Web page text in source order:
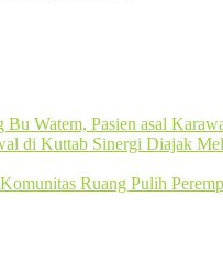
Watem, Pasien asal
di Kuttab Sinergi Diajak
Ruang Pulih